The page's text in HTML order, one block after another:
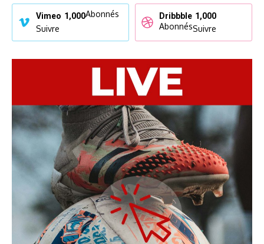
Vimeo 1,000Abonnés
Suivre
Dribbble 1,000
AbonnésSuivre